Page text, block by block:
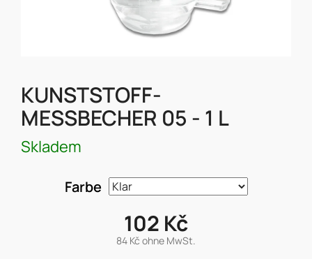
KUNSTSTOFF-
MESSBECHER 05 - 1 L
Skladem
Farbe
102 Kč
84 Kč ohne MwSt.